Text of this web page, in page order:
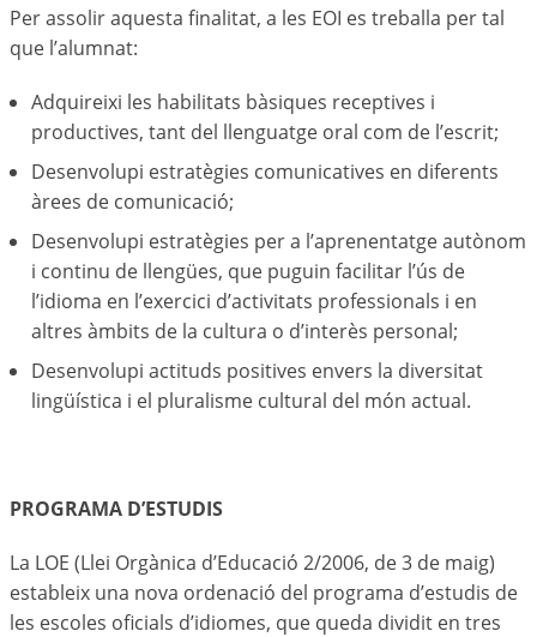
Per assolir aquesta finalitat, a les EOI es treballa per tal
que l’alumnat:
Adquireixi les habilitats bàsiques receptives i
productives, tant del llenguatge oral com de l’escrit;
Desenvolupi estratègies comunicatives en diferents
àrees de comunicació;
Desenvolupi estratègies per a l’aprenentatge autònom
i continu de llengües, que puguin facilitar l’ús de
l’idioma en l’exercici d’activitats professionals i en
altres àmbits de la cultura o d’interès personal;
Desenvolupi actituds positives envers la diversitat
lingüística i el pluralisme cultural del món actual.
PROGRAMA D’ESTUDIS
La LOE (Llei Orgànica d’Educació 2/2006, de 3 de maig)
estableix una nova ordenació del programa d’estudis de
les escoles oficials d’idiomes, que queda dividit en tres